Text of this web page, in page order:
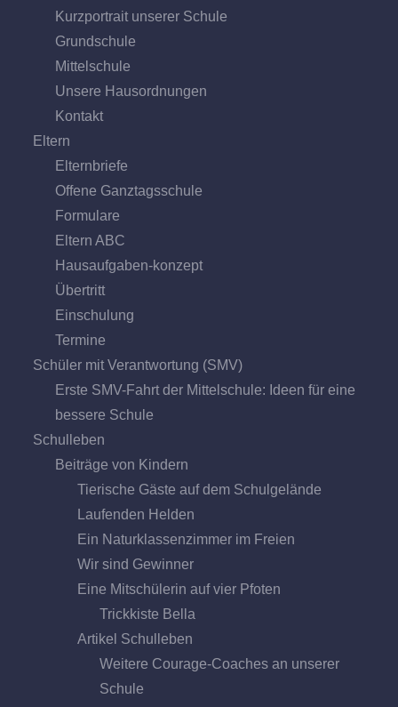
Kurzportrait unserer Schule
Grund­schule
Mittel­schule
Unsere Hausordnungen
Kontakt
Eltern
Elternbriefe
Offene Ganz­tags­schule
Formulare
Eltern ABC
Hausaufgaben-konzept
Übertritt
Einschulung
Termine
Schüler mit Verantwortung (SMV)
Erste SMV-Fahrt der Mittelschule: Ideen für eine
bessere Schule
Schulleben
Beiträge von Kindern
Tierische Gäste auf dem Schulgelände
Laufenden Helden
Ein Naturklassenzimmer im Freien
Wir sind Gewinner
Eine Mitschülerin auf vier Pfoten
Trickkiste Bella
Artikel Schulleben
Weitere Courage-Coaches an unserer
Schule